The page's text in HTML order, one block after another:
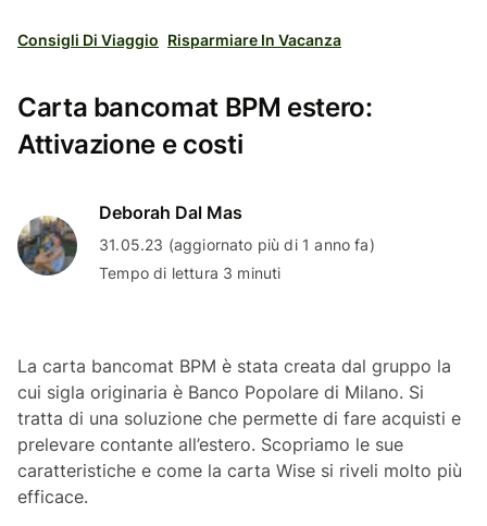
Consigli Di Viaggio Risparmiare In Vacanza
Carta bancomat BPM estero:
Attivazione e costi
Deborah Dal Mas
31.05.23 (aggiornato più di 1 anno fa)
Tempo di lettura 3 minuti
La carta bancomat BPM è stata creata dal gruppo la
cui sigla originaria è Banco Popolare di Milano. Si
tratta di una soluzione che permette di fare acquisti e
prelevare contante all’estero. Scopriamo le sue
caratteristiche e come la carta Wise si riveli molto più
efficace.